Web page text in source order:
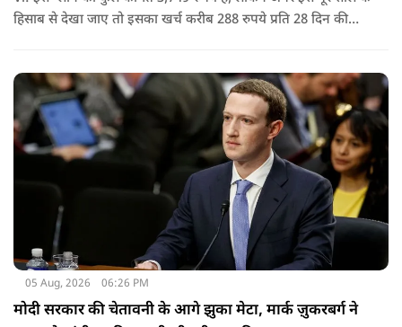
हिसाब से देखा जाए तो इसका खर्च करीब 288 रुपये प्रति 28 दिन की
05 Aug, 2026 06:26 PM
मोदी सरकार की चेतावनी के आगे झुका मेटा, मार्क ज़ुकरबर्ग ने